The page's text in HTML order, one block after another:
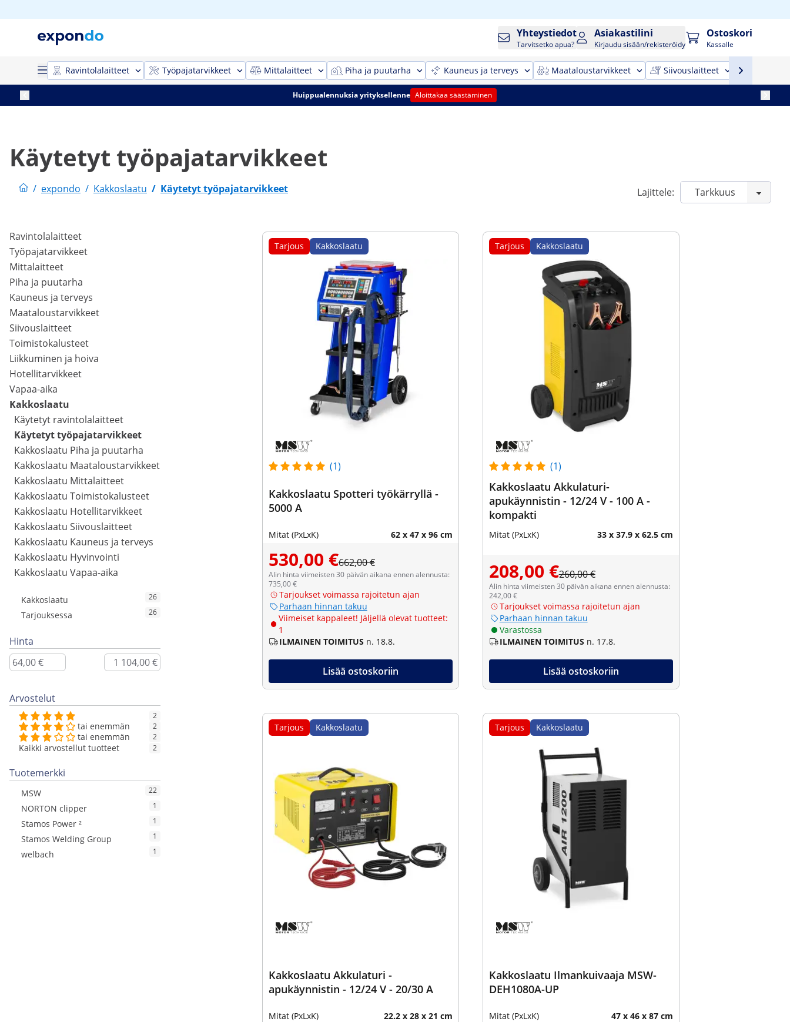
Yhteystiedot
Tarvitsetko apua?
Asiakastilini
Kirjaudu sisään/rekisteröidy
Ostoskori
Kassalle
Ravintolalaitteet Työpajatarvikkeet Mittalaitteet Piha ja puutarha Kauneus ja terveys Maataloustarvikkeet Siivouslaitteet
Huippualennuksia yrityksellenne Aloittakaa säästäminen
Käytetyt työpajatarvikkeet
/ expondo / Kakkoslaatu / Käytetyt työpajatarvikkeet Lajittele:
Ravintolalaitteet
Työpajatarvikkeet
Mittalaitteet
Piha ja puutarha
Kauneus ja terveys
Maataloustarvikkeet
Siivouslaitteet
Toimistokalusteet
Liikkuminen ja hoiva
Hotellitarvikkeet
Vapaa-aika
Kakkoslaatu
Käytetyt ravintolalaitteet
Käytetyt työpajatarvikkeet
Kakkoslaatu Piha ja puutarha
Kakkoslaatu Maataloustarvikkeet
Kakkoslaatu Mittalaitteet
Kakkoslaatu Toimistokalusteet
Kakkoslaatu Hotellitarvikkeet
Kakkoslaatu Siivouslaitteet
Kakkoslaatu Kauneus ja terveys
Kakkoslaatu Hyvinvointi
Kakkoslaatu Vapaa-aika
Kakkoslaatu 26
Tarjouksessa 26
Hinta
Arvostelut
2
tai enemmän 2
tai enemmän 2
Kaikki arvostellut tuotteet 2
Tuotemerkki
MSW 22
NORTON clipper 1
Stamos Power ² 1
Stamos Welding Group 1
welbach 1
Tarjous Kakkoslaatu
(1)
Kakkoslaatu Spotteri työkärryllä -
5000 A
Mitat (PxLxK) 62 x 47 x 96 cm
530,00 €662,00 €
Alin hinta viimeisten 30 päivän aikana ennen alennusta:
735,00 €
Tarjoukset voimassa rajoitetun ajan
Parhaan hinnan takuu
Viimeiset kappaleet! Jäljellä olevat tuotteet:
1
ILMAINEN TOIMITUS n. 18.8.
Lisää ostoskoriin
Tarjous Kakkoslaatu
(1)
Kakkoslaatu Akkulaturi-
apukäynnistin - 12/24 V - 100 A -
kompakti
Mitat (PxLxK) 33 x 37.9 x 62.5 cm
208,00 €260,00 €
Alin hinta viimeisten 30 päivän aikana ennen alennusta:
242,00 €
Tarjoukset voimassa rajoitetun ajan
Parhaan hinnan takuu
Varastossa
ILMAINEN TOIMITUS n. 17.8.
Lisää ostoskoriin
Tarjous Kakkoslaatu
Kakkoslaatu Akkulaturi -
apukäynnistin - 12/24 V - 20/30 A
Mitat (PxLxK) 22.2 x 28 x 21 cm
Tarjous Kakkoslaatu
Kakkoslaatu Ilmankuivaaja MSW-
DEH1080A-UP
Mitat (PxLxK) 47 x 46 x 87 cm